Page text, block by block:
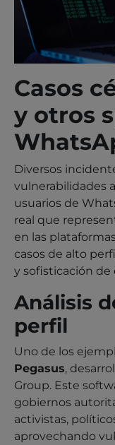
Casos
y otros
Diversos
vulnerabilidades
usuarios de
real que
en las
casos de alto
y sofisticación de
Análisis
perfil
Uno de los
Pegasus,
Group. Este
gobiernos
activistas,
aprovechando